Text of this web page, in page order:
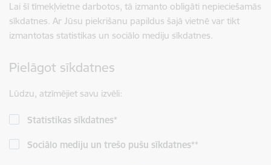
Lai šī tīmekļvietne darbotos, tā izmanto obligāti nepieciešamās
sīkdatnes. Ar Jūsu piekrišanu papildus šajā vietnē var tikt
izmantotas statistikas un sociālo mediju sīkdatnes.
Pielāgot sīkdatnes
Lūdzu, atzīmējiet savu izvēli:
Statistikas sīkdatnes*
Sociālo mediju un trešo pušu sīkdatnes**